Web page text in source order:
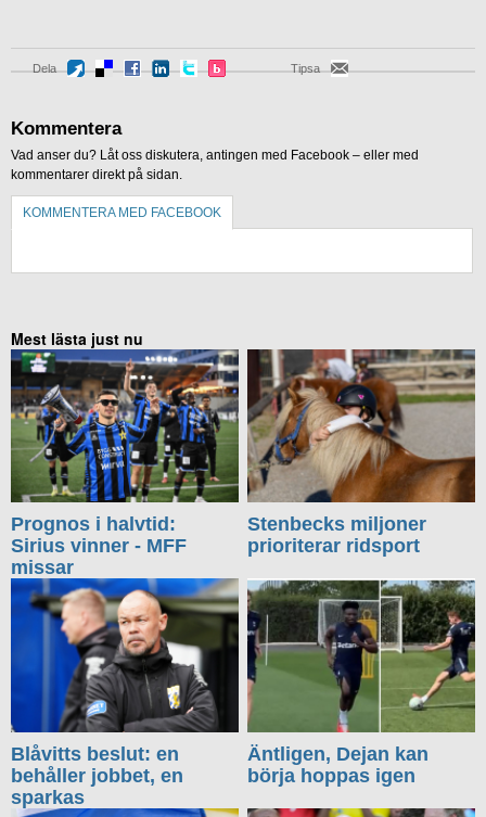
Dela Tipsa
Kommentera
Vad anser du? Låt oss diskutera, antingen med Facebook – eller med
kommentarer direkt på sidan.
KOMMENTERA MED FACEBOOK
Mest lästa just nu
Prognos i halvtid:
Sirius vinner - MFF
missar
Stenbecks miljoner
prioriterar ridsport
Blåvitts beslut: en
behåller jobbet, en
sparkas
Äntligen, Dejan kan
börja hoppas igen